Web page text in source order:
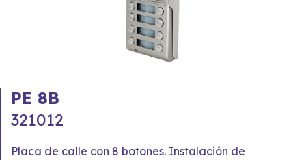
PE 8B
321012
Placa de calle con 8 botones. Instalación de